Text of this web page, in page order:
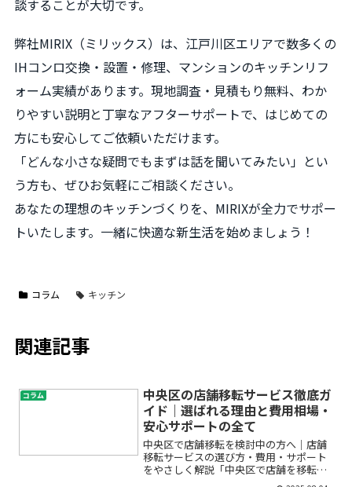
談することが大切です。
弊社MIRIX（ミリックス）は、江戸川区エリアで数多くの
IHコンロ交換・設置・修理、マンションのキッチンリフ
ォーム実績があります。現地調査・見積もり無料、わか
りやすい説明と丁寧なアフターサポートで、はじめての
方にも安心してご依頼いただけます。
「どんな小さな疑問でもまずは話を聞いてみたい」とい
う方も、ぜひお気軽にご相談ください。
あなたの理想のキッチンづくりを、MIRIXが全力でサポー
トいたします。一緒に快適な新生活を始めましょう！
コラム キッチン
関連記事
コラム
中央区の店舗移転サービス徹底ガ
イド｜選ばれる理由と費用相場・
安心サポートの全て
中央区で店舗移転を検討中の方へ｜店舗
移転サービスの選び方・費用・サポート
をやさしく解説「中央区で店舗を移転し
たいけど、どこに相談すればいいの？」